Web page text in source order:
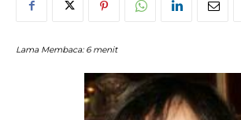
Lama Membaca: 6 menit